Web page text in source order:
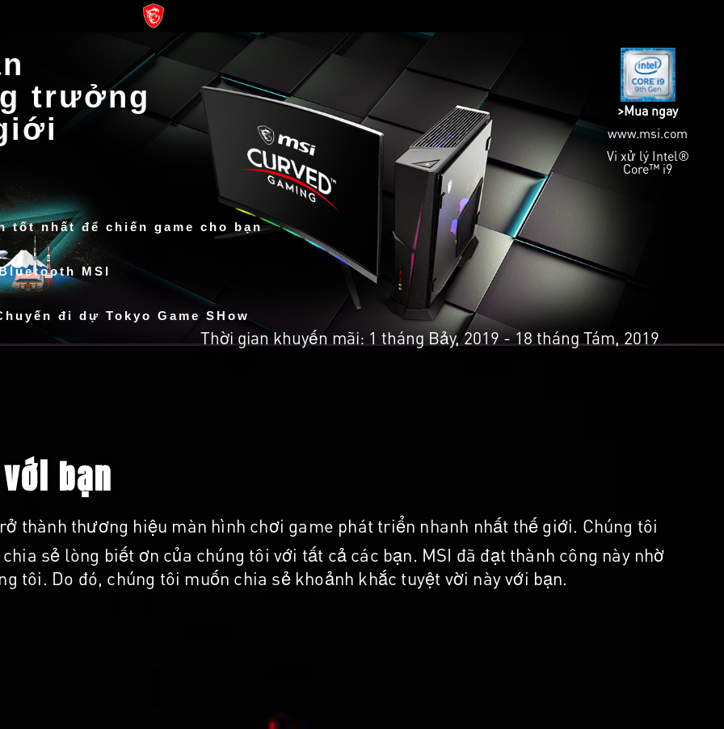
trưởng
>Mua ngay
www.msi.com
Vi xử lý Intel®
Core™ i9
Thời gian khuyến mãi: 1 tháng Bảy, 2019 - 18 tháng Tám, 2019
tốt nhất để chiến game cho bạn
MSI
đi dự Tokyo Game SHow
bạn
thành thương hiệu màn hình chơi game phát triển nhanh nhất thế giới. Chúng tôi
sẻ lòng biết ơn của chúng tôi với tất cả các bạn. MSI đã đạt thành công này nhờ
tôi. Do đó, chúng tôi muốn chia sẻ khoảnh khắc tuyệt vời này với bạn.